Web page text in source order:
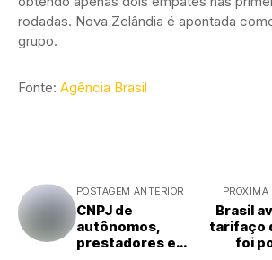
rodadas. Nova Zelândia é apontada
grupo.
Fonte: Agência Brasil
POSTAGEM ANTERIOR
CNPJ de
autônomos,
prestadores e
PRÓXIMA
Brasil
tarifaço
foi